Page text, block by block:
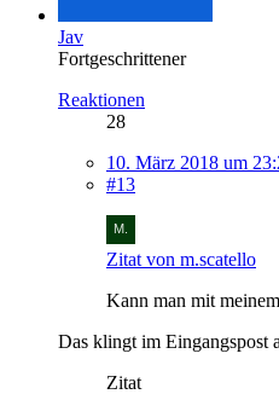
Jav
Fortgeschrittener
Reaktionen
28
10. März 2018 um
#13
Zitat von m.scatello
Kann man mit
Das klingt im Eingangspost
Zitat